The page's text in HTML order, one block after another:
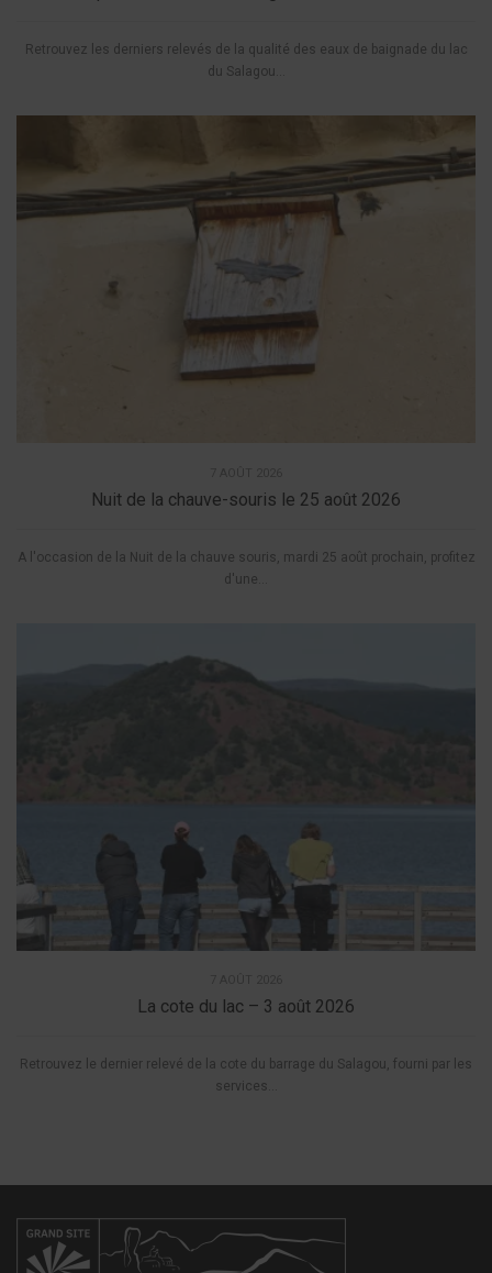
Retrouvez les derniers relevés de la qualité des eaux de baignade du lac
du Salagou...
Nuit de la chauve-souris le 25 août 2026
A l'occasion de la Nuit de la chauve souris, mardi 25 août prochain, profitez
d'une...
La cote du lac – 3 août 2026
Retrouvez le dernier relevé de la cote du barrage du Salagou, fourni par les
services...